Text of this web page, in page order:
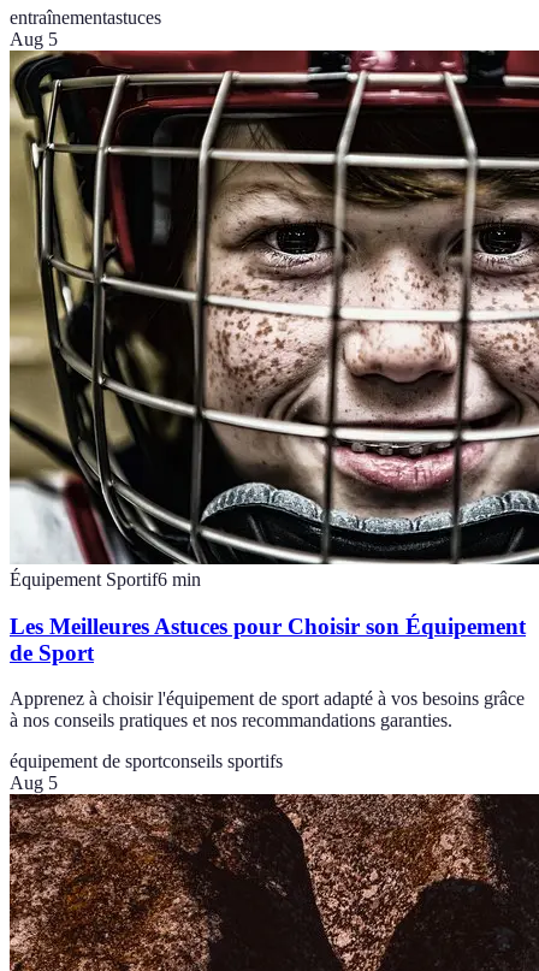
entraînementastuces
Aug 5
Équipement Sportif6 min
Les Meilleures Astuces pour Choisir son Équipement
de Sport
Apprenez à choisir l'équipement de sport adapté à vos besoins grâce
à nos conseils pratiques et nos recommandations garanties.
équipement de sportconseils sportifs
Aug 5